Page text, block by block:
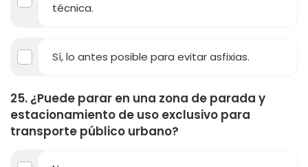
técnica.
Sí, lo antes posible para evitar asfixias.
25. ¿Puede parar en una zona de parada y
estacionamiento de uso exclusivo para
transporte público urbano?